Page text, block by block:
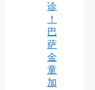
诊
！
巴
萨
金
童
加